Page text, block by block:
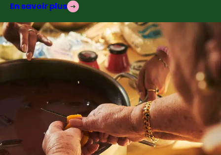
En savoir plus